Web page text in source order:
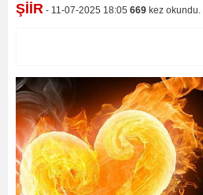
ŞİİR - 11-07-2025 18:05 669 kez okundu.